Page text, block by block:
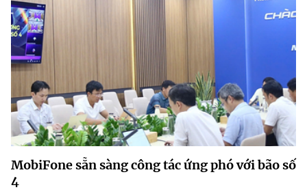
MobiFone sẵn sàng công tác ứng phó với bão số
4